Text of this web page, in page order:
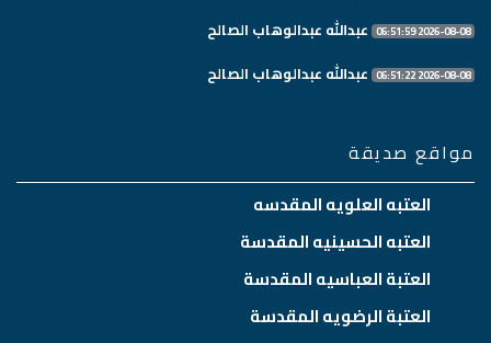
2026-08-08 06:51:59 عبدالله عبدالوهاب الصالح
2026-08-08 06:51:22 عبدالله عبدالوهاب الصالح
مواقع صديقة
العتبه العلويه المقدسه
العتبه الحسينيه المقدسة
العتبة العباسيه المقدسة
العتبة الرضويه المقدسة